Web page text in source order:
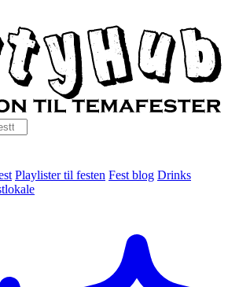
Playlister til festen Fest blog Drinks